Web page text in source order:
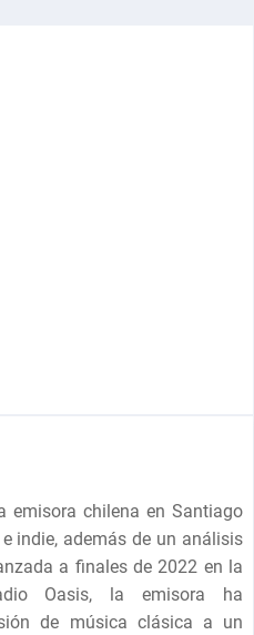
emisora ​​chilena en Santiago
indie, además de un análisis
a finales de 2022 en la
Oasis, la emisora ​​ha
de música clásica a un